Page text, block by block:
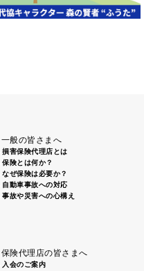
一般の皆さまへ
損害保険代理店とは
保険とは何か？
なぜ保険は必要か？
自動車事故への対応
事故や災害への心構え
保険代理店の皆さまへ
入会のご案内